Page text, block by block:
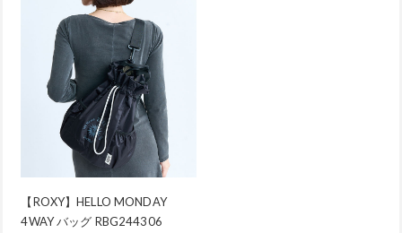
【ROXY】HELLO MONDAY
4WAY バッグ RBG244306